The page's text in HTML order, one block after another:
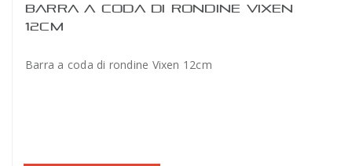
BARRA A CODA DI RONDINE VIXEN
12CM
Barra a coda di rondine Vixen 12cm